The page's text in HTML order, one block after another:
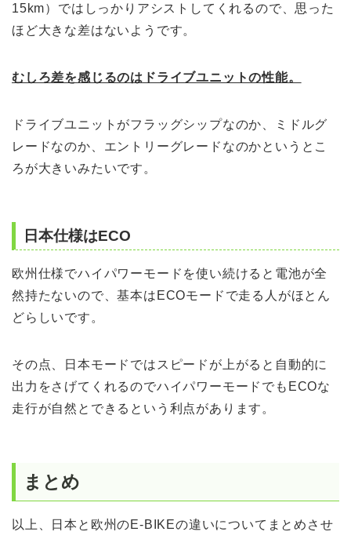
15km）ではしっかりアシストしてくれるので、思った
ほど大きな差はないようです。
むしろ差を感じるのはドライブユニットの性能。
ドライブユニットがフラッグシップなのか、ミドルグ
レードなのか、エントリーグレードなのかというとこ
ろが大きいみたいです。
日本仕様はECO
欧州仕様でハイパワーモードを使い続けると電池が全
然持たないので、基本はECOモードで走る人がほとん
どらしいです。
その点、日本モードではスピードが上がると自動的に
出力をさげてくれるのでハイパワーモードでもECOな
走行が自然とできるという利点があります。
まとめ
以上、日本と欧州のE-BIKEの違いについてまとめさせ